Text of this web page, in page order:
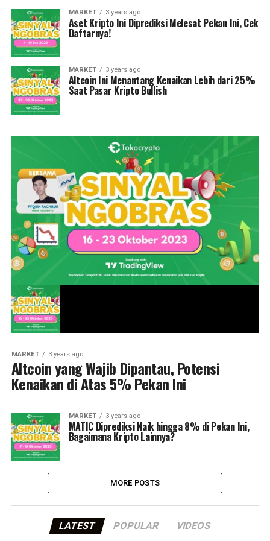
MARKET 3 years ago
Aset Kripto Ini Diprediksi Melesat Pekan Ini, Cek
Daftarnya!
MARKET 3 years ago
Altcoin Ini Menantang Kenaikan Lebih dari 25%
Saat Pasar Kripto Bullish
MARKET 3 years ago
Altcoin yang Wajib Dipantau, Potensi
Kenaikan di Atas 5% Pekan Ini
MARKET 3 years ago
MATIC Diprediksi Naik hingga 8% di Pekan Ini,
Bagaimana Kripto Lainnya?
MORE POSTS
LATEST POPULAR VIDEOS